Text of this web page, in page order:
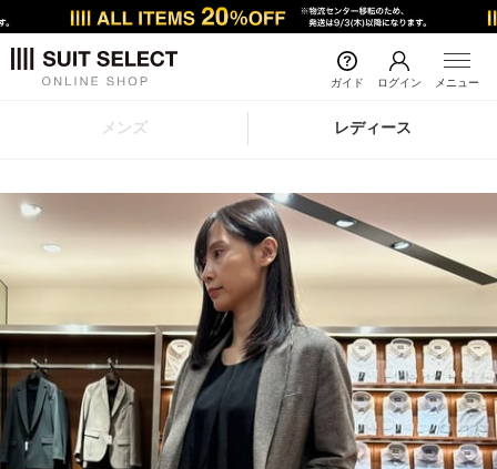
ガイド ログイン メニュー
メンズ レディース